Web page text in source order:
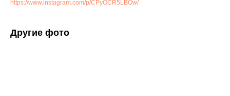
https://www.instagram.com/p/CPyOCR5LBOw/
Другие фото